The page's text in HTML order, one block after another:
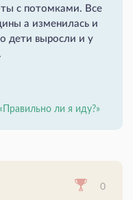
с потомками. Все
а изменилась и
дети выросли и у
ли я иду?»
0